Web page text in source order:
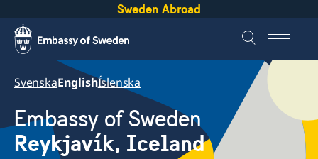
Sweden Abroad
SvenskaEnglishÍslenska
Embassy of Sweden
Reykjavík, Iceland